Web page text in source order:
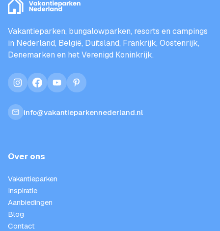
Vakantieparken, bungalowparken, resorts en campings
in Nederland, België, Duitsland, Frankrijk, Oostenrijk,
Denemarken en het Verenigd Koninkrijk.
instagramfacebookyoutubepinterest
info@vakantieparkennederland.nl
Over ons
Vakantieparken
Inspiratie
Aanbiedingen
Blog
Contact